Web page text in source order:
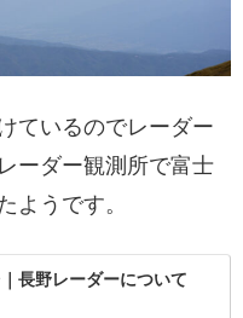
ているのでレーダー
ーダー観測所で富士
ようです。
長野レーダーについて